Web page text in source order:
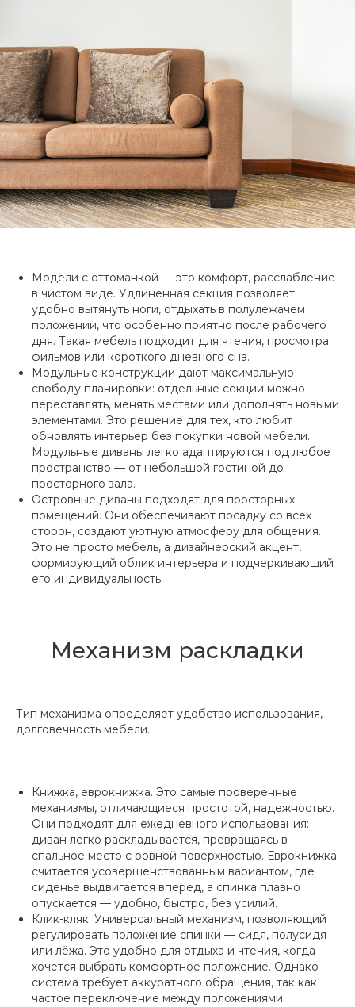
Модели с оттоманкой — это комфорт, расслабление
в чистом виде. Удлиненная секция позволяет
удобно вытянуть ноги, отдыхать в полулежачем
положении, что особенно приятно после рабочего
дня. Такая мебель подходит для чтения, просмотра
фильмов или короткого дневного сна.
Модульные конструкции дают максимальную
свободу планировки: отдельные секции можно
переставлять, менять местами или дополнять новыми
элементами. Это решение для тех, кто любит
обновлять интерьер без покупки новой мебели.
Модульные диваны легко адаптируются под любое
пространство — от небольшой гостиной до
просторного зала.
Островные диваны подходят для просторных
помещений. Они обеспечивают посадку со всех
сторон, создают уютную атмосферу для общения.
Это не просто мебель, а дизайнерский акцент,
формирующий облик интерьера и подчеркивающий
его индивидуальность.
Механизм раскладки
Тип механизма определяет удобство использования,
долговечность мебели.
Книжка, еврокнижка. Это самые проверенные
механизмы, отличающиеся простотой, надежностью.
Они подходят для ежедневного использования:
диван легко раскладывается, превращаясь в
спальное место с ровной поверхностью. Еврокнижка
считается усовершенствованным вариантом, где
сиденье выдвигается вперёд, а спинка плавно
опускается — удобно, быстро, без усилий.
Клик-кляк. Универсальный механизм, позволяющий
регулировать положение спинки — сидя, полусидя
или лёжа. Это удобно для отдыха и чтения, когда
хочется выбрать комфортное положение. Однако
система требует аккуратного обращения, так как
частое переключение между положениями